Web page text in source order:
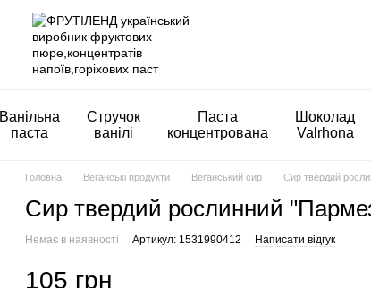
Ванільна
паста
Стручок
ванілі
Паста
концентрована
Шоколад
Valrhona
Головна Веганські продукти Веганський сир Сир твердий
Сир твердий рослинний
Немає в наявності Артикул: 1531990412 Написати відгук
105 грн